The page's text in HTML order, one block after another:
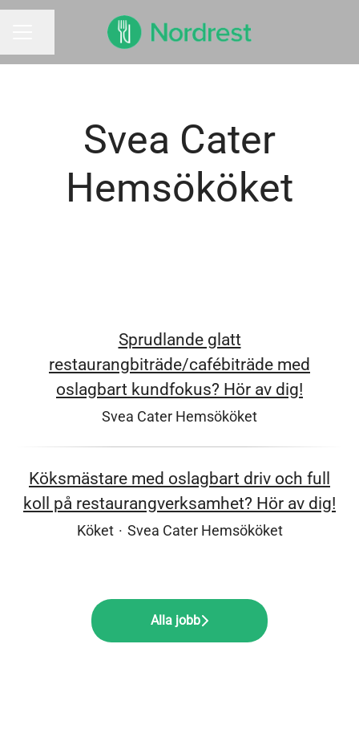
Svea Cater
Hemsököket
Sprudlande glatt
restaurangbiträde/cafébiträde med
oslagbart kundfokus? Hör av dig!
Svea Cater Hemsököket
Köksmästare med oslagbart driv och full
koll på restaurangverksamhet? Hör av dig!
Köket · Svea Cater Hemsököket
Alla jobb